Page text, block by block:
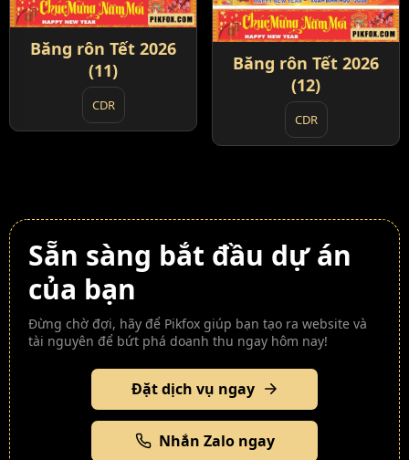
Băng rôn Tết 2026
(11)
CDR
Băng rôn Tết 2026
(12)
CDR
Sẵn sàng bắt đầu dự án
của bạn
Đừng chờ đợi, hãy để Pikfox giúp bạn tạo ra website và
tài nguyên để bứt phá doanh thu ngay hôm nay!
Đặt dịch vụ ngay
Nhắn Zalo ngay